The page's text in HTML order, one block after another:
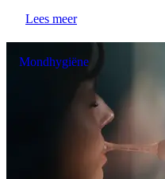
Lees meer
Mondhygiëne